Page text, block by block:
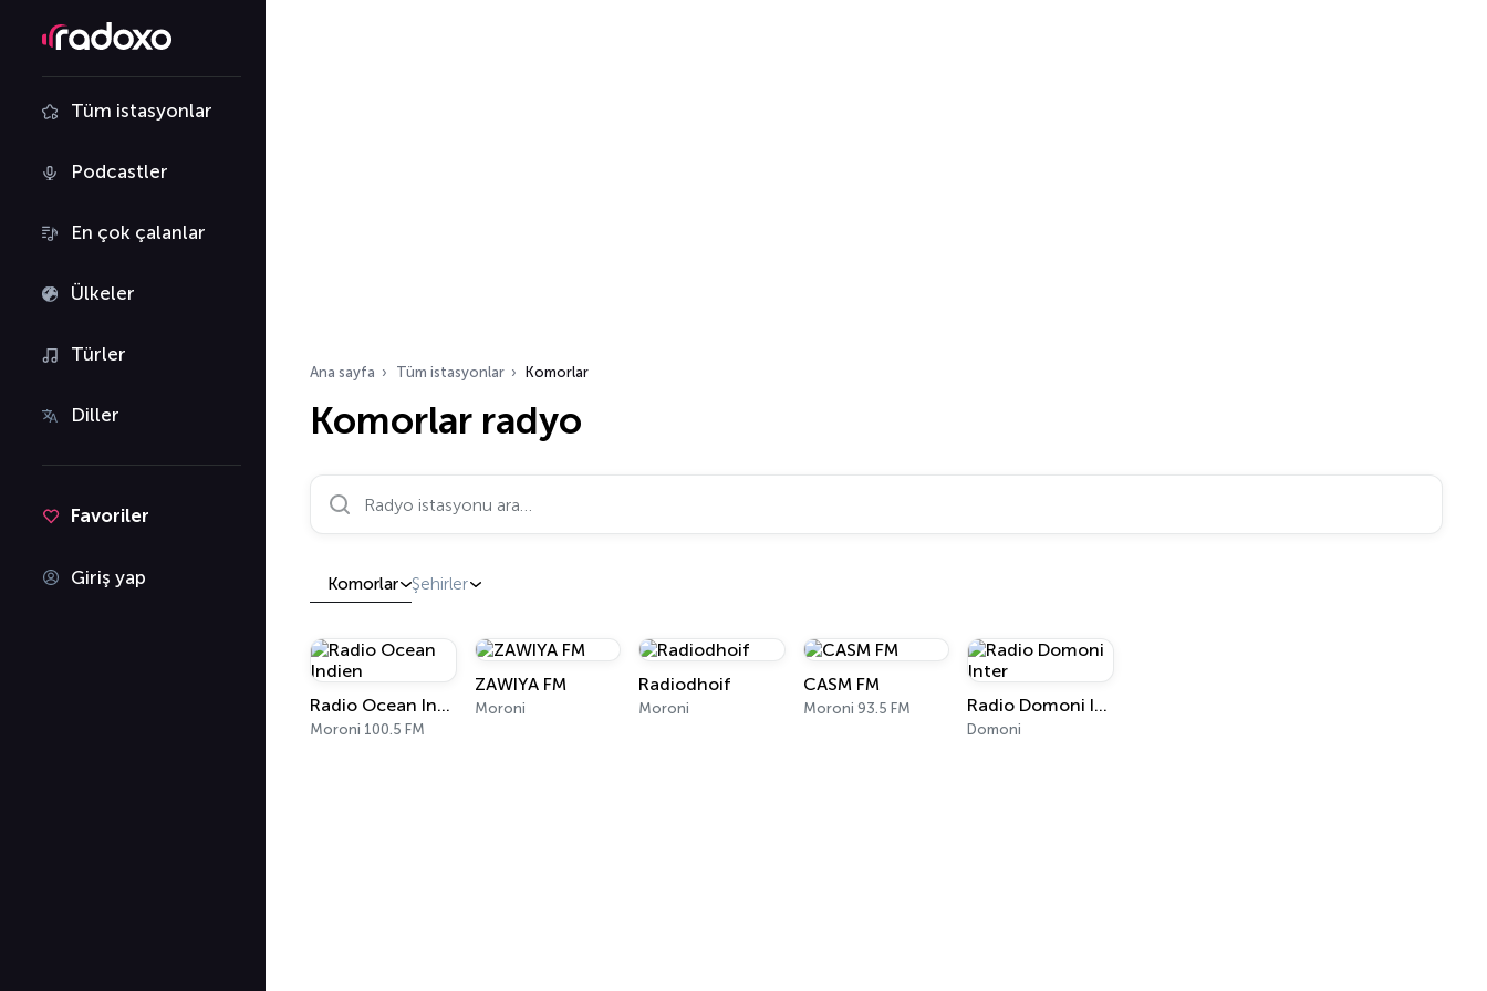
Tüm istasyonlar
Podcastler
En çok çalanlar
Ülkeler
Türler
Diller
Favoriler
Giriş yap
Ana sayfa Tüm istasyonlar Komorlar
Komorlar radyo
Radyo istasyonu ara…
Komorlar Şehirler
Radio Ocean Indien
Moroni 100.5 FM
ZAWIYA FM
Moroni
Radiodhoif
Moroni
CASM FM
Moroni 93.5 FM Radio Domoni Inter
Domoni